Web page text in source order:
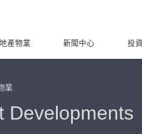
地產物業 新聞中心 投
業
Developments